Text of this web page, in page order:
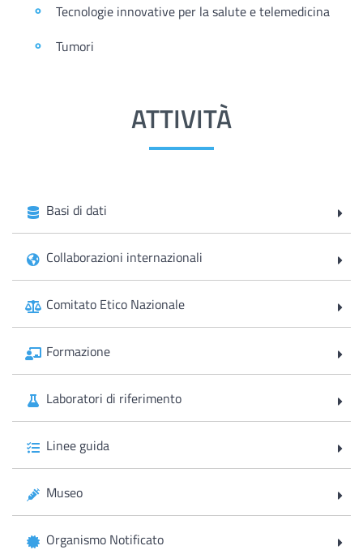
Tecnologie innovative per la salute e telemedicina
Tumori
ATTIVITÀ
Basi di dati
Collaborazioni internazionali
Comitato Etico Nazionale
Formazione
Laboratori di riferimento
Linee guida
Museo
Organismo Notificato